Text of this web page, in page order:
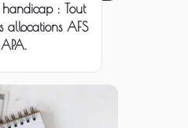
: Tout
allocations AFS